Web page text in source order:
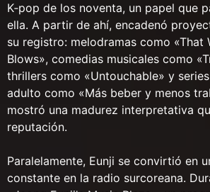
K‑pop de los noventa, un papel que
ella. A partir de ahí, encadenó
su registro: melodramas como «That
Blows», comedias musicales como
thrillers como «Untouchable» y
adulto como «Más beber y menos
mostró una madurez interpretativa
reputación.
Paralelamente, Eunji se convirtió en
constante en la radio surcoreana.